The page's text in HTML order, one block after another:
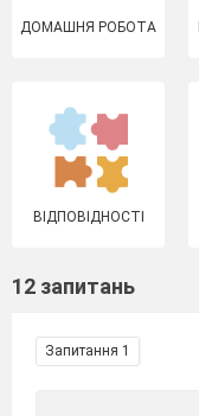
ДОМАШНЯ РОБОТА
ВІДПОВІДНОСТІ
12 запитань
Запитання 1